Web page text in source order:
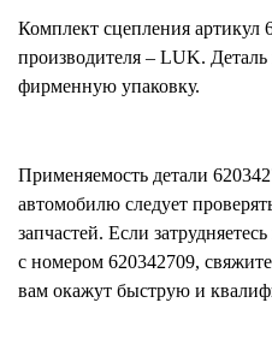
Комплект сцепления артикул
производителя – LUK.
фирменную упаковку.
Применяемость детали
автомобилю следует
запчастей. Если
с номером 620342709,
вам окажут быструю и